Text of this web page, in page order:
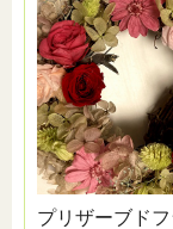
プリザーブド